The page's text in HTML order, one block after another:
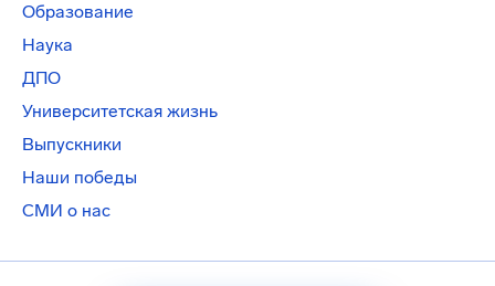
Образование
Наука
ДПО
Университетская жизнь
Выпускники
Наши победы
СМИ о нас